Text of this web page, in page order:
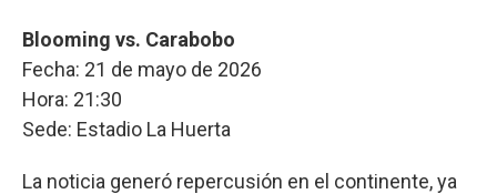
Blooming vs. Carabobo
Fecha: 21 de mayo de 2026
Hora: 21:30
Sede: Estadio La Huerta
La noticia generó repercusión en el continente, ya